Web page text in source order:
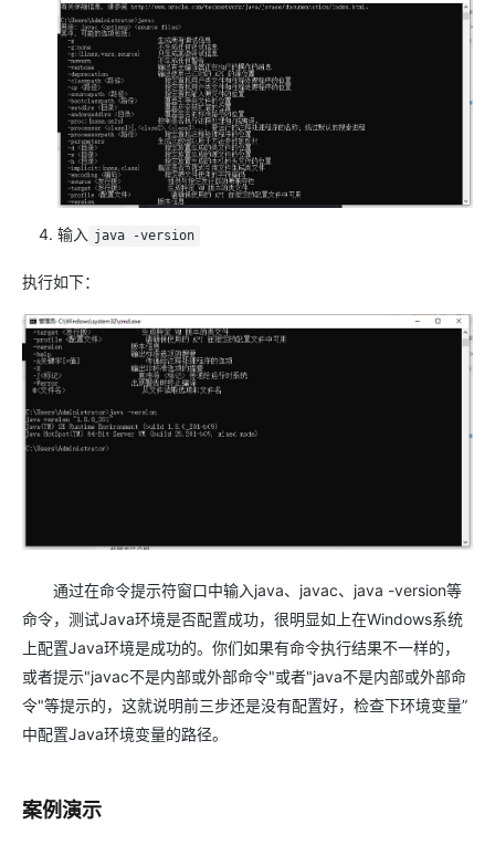
输入 java -version
执行如下：
通过在命令提示符窗口中输入java、javac、java -version等
命令，测试Java环境是否配置成功，很明显如上在Windows系统
上配置Java环境是成功的。你们如果有命令执行结果不一样的，
或者提示"javac不是内部或外部命令"或者"java不是内部或外部命
令"等提示的，这就说明前三步还是没有配置好，检查下环境变量”
中配置Java环境变量的路径。
案例演示